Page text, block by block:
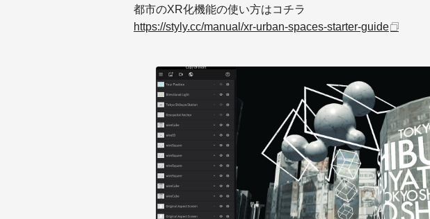
都市のXR化機能の使い方はコチラ
https://styly.cc/manual/xr-urban-spaces-starter-guide